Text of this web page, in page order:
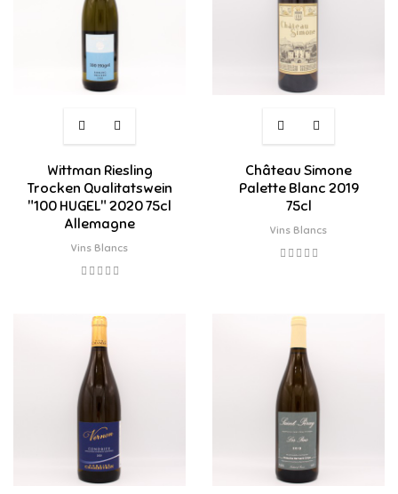
Wittman Riesling
Trocken Qualitatswein
"100 HUGEL" 2020 75cl
Allemagne
Vins Blancs
Château Simone
Palette Blanc 2019
75cl
Vins Blancs